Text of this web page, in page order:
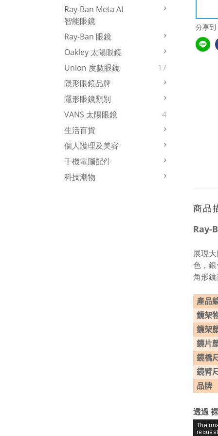
Ray-Ban Meta AI
智能眼鏡
Ray-Ban 眼鏡
Oakley 太陽眼鏡
Union 度數眼鏡
17
隱形眼鏡品牌
隱形眼鏡類別
VANS 太陽眼鏡
4
生活百貨
個人護理及美容
手機電腦配件
科技潮物
分享到
商品
Ray-
展現
色，
角形
產品
鏡架
鏡架
鏡片
鏡橋
鏡臂
品牌
透過